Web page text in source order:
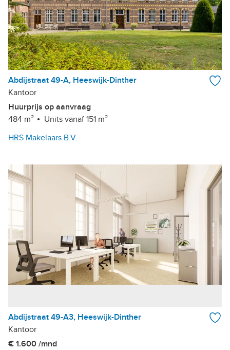
Abdijstraat 49-A, Heeswijk-Dinther
Kantoor
Huurprijs op aanvraag
484 m²
Units vanaf 151 m²
HRS Makelaars B.V.
Abdijstraat 49-A3, Heeswijk-Dinther
Kantoor
€ 1.600 /mnd